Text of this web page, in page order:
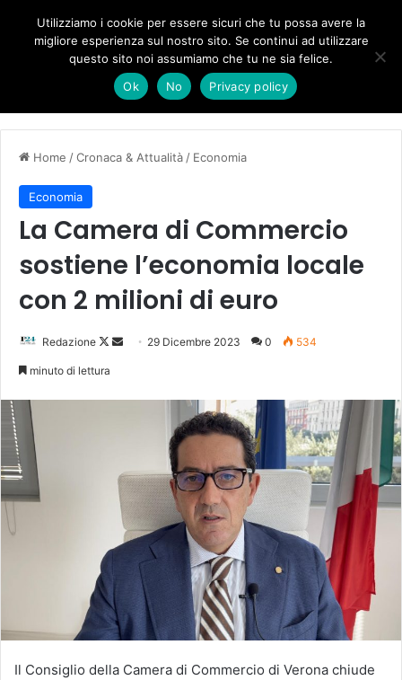
Forza Italia, il legnaghese Donà nella segreteria regionale
Home /Cronaca & Attualità / Economia
Economia
La Camera di Commercio
sostiene l’economia locale
con 2 milioni di euro
Redazione
Follow
Invia 29 Dicembre 2023 0 534
minuto di lettura
Il Consiglio della Camera di Commercio di Verona chiude
Utilizziamo i cookie per essere sicuri che tu possa avere la
migliore esperienza sul nostro sito. Se continui ad utilizzare
questo sito noi assumiamo che tu ne sia felice.
Ok
No Privacy policy